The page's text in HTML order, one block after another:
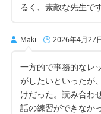
るく、素敵な先生です
Maki 2026年4月27
一方的で事務的なレ
がしたいといったが
けだった。読み合わ
話の練習ができなか